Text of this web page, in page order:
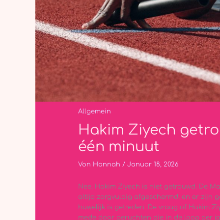
Allgemein
Hakim Ziyech
één minuut
Von Hannah / Januar 18, 2026
Nee, Hakim Ziyech is niet getrouwd. De
altijd zorgvuldig afgeschermd, en er zijn
huwelijk is getreden. De vraag of Hakim
mede door geruchten die in de loop der